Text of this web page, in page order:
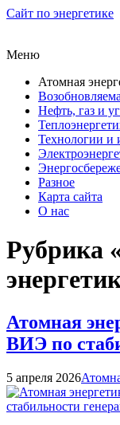
Сайт по энергетике
Меню
Атомная
Нефть, газ и
Технологии и
Разное
Карта сайта
О нас
Рубрика
Атомная
ВИЭ по
5 апреля 2026